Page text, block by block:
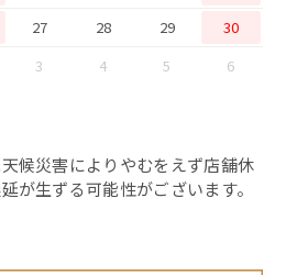
27 28 29
30
3 4 5
6
候災害によりやむをえず店舗休
が生ずる可能性がございます。